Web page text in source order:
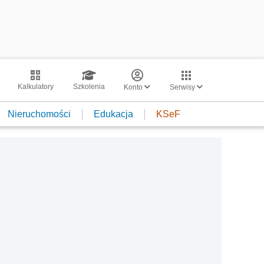
Kalkulatory Szkolenia Konto Serwisy
Nieruchomości Edukacja KSeF